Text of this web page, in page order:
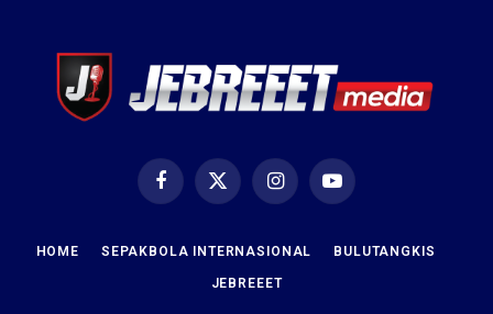
FacebookX
(Twitter)
InstagramYouTube
HOME SEPAKBOLA INTERNASIONAL BULUTANGKIS
JEBREEET